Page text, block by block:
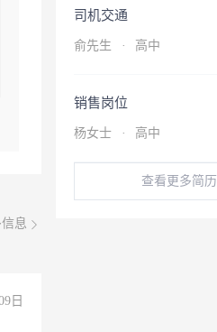
息
日
司机交通
俞先生 · 高中
销售岗位
杨女士 · 高中
查看更多简历